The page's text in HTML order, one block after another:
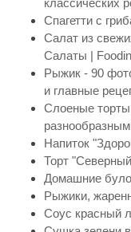
Спагетти с
Салат из
Салаты |
Рыжик - 90
и главные
Слоеные торты
Напиток
Торт
Домашние
Рыжики,
Соус красный